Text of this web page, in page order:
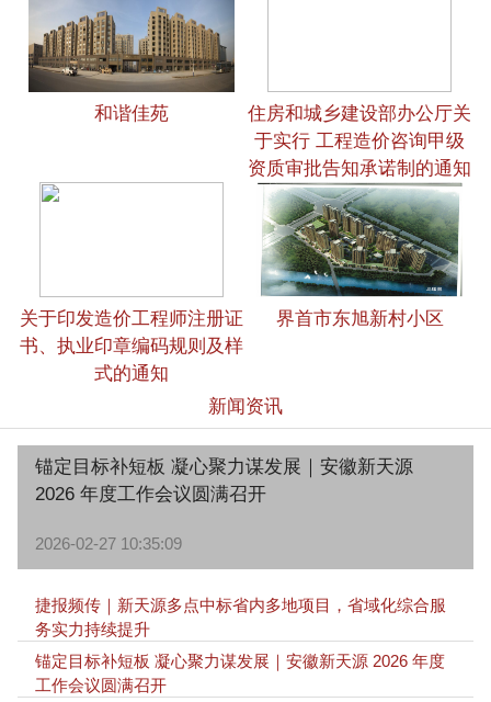
和谐佳苑
住房和城乡建设部办公厅关
于实行 工程造价咨询甲级
资质审批告知承诺制的通知
关于印发造价工程师注册证
书、执业印章编码规则及样
式的通知
界首市东旭新村小区
新闻资讯
锚定目标补短板 凝心聚力谋发展｜安徽新天源
2026 年度工作会议圆满召开
2026-02-27 10:35:09
捷报频传｜新天源多点中标省内多地项目，省域化综合服
务实力持续提升
锚定目标补短板 凝心聚力谋发展｜安徽新天源 2026 年度
工作会议圆满召开